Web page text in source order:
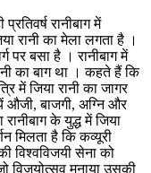
रानीबाग में
रानी का मेला लगता है ।
पर बसा है । रानीबाग में
का बाग था । कहते हैं कि
में जिया रानी का जागर
औजी, बाजगी, अग्नि और
के युद्ध में जिया
मिलता है कि कव्यूरी
विश्वविजयी सेना को
विजयोत्सव मनाया उसकी